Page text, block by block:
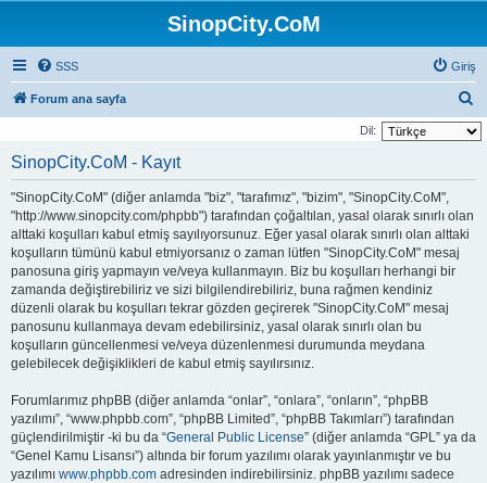
SinopCity.CoM
SSS Giriş
Forum ana sayfa
r
Dil:
SinopCity.CoM - Kayıt
"SinopCity.CoM" (diğer anlamda "biz", "tarafımız", "bizim", "SinopCity.CoM",
"http://www.sinopcity.com/phpbb") tarafından çoğaltılan, yasal olarak sınırlı olan
alttaki koşulları kabul etmiş sayılıyorsunuz. Eğer yasal olarak sınırlı olan alttaki
koşulların tümünü kabul etmiyorsanız o zaman lütfen "SinopCity.CoM" mesaj
panosuna giriş yapmayın ve/veya kullanmayın. Biz bu koşulları herhangi bir
zamanda değiştirebiliriz ve sizi bilgilendirebiliriz, buna rağmen kendiniz
düzenli olarak bu koşulları tekrar gözden geçirerek "SinopCity.CoM" mesaj
panosunu kullanmaya devam edebilirsiniz, yasal olarak sınırlı olan bu
koşulların güncellenmesi ve/veya düzenlenmesi durumunda meydana
gelebilecek değişiklikleri de kabul etmiş sayılırsınız.
Forumlarımız phpBB (diğer anlamda “onlar”, “onlara”, “onların”, “phpBB
yazılımı”, “www.phpbb.com”, “phpBB Limited”, “phpBB Takımları”) tarafından
güçlendirilmiştir -ki bu da “General Public License” (diğer anlamda “GPL” ya da
“Genel Kamu Lisansı”) altında bir forum yazılımı olarak yayınlanmıştır ve bu
yazılımı www.phpbb.com adresinden indirebilirsiniz. phpBB yazılımı sadece